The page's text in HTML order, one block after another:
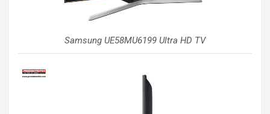
Samsung UE58MU6199 Ultra HD TV